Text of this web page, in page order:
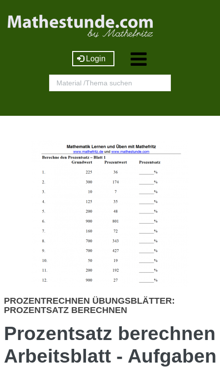
Login
PROZENTRECHNEN ÜBUNGSBLÄTTER:
PROZENTSATZ BERECHNEN
Prozentsatz berechnen
Arbeitsblatt - Aufgaben